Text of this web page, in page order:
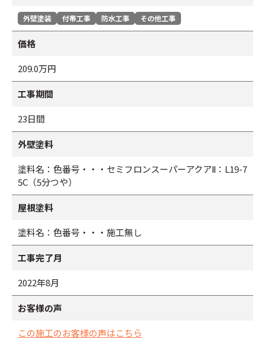
外壁塗装 付帯工事 防水工事 その他工事
価格
209.0万円
工事期間
23日間
外壁塗料
塗料名：色番号・・・セミフロンスーパーアクアⅡ：L19-7
5C（5分つや）
屋根塗料
塗料名：色番号・・・施工無し
工事完了月
2022年8月
お客様の声
この施工のお客様の声はこちら